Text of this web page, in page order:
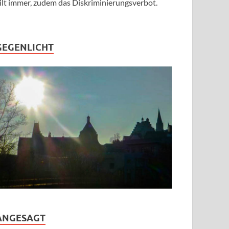
immer, zudem das Diskriminierungsverbot.